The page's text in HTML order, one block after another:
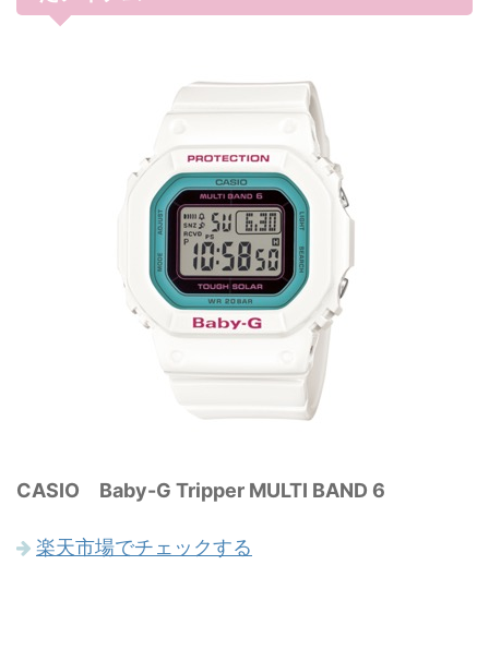
CASIO Baby-G Tripper MULTI BAND 6
楽天市場でチェックする